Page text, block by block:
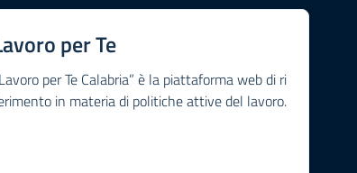
per Te
per Te Calabria” è la piattaforma web di ri
in materia di politiche attive del lavoro.